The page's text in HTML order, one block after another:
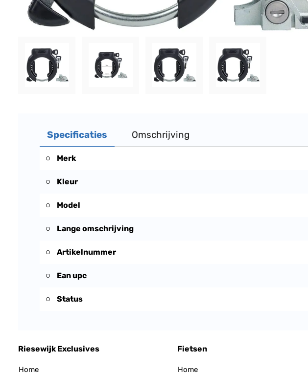
Specificaties Omschrijving
Merk
Kleur
Model
Lange omschrijving
Artikelnummer
Ean upc
Status
Riesewijk Exclusives
Home
Fietsen
Home